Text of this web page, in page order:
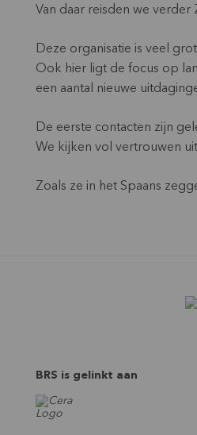
Van daar reisden we
Deze organisatie is veel
Ook hier ligt de focus op
een aantal nieuwe
De eerste contacten zijn
We kijken vol vertrouwen
Zoals ze in het Spaans
BRS is gelinkt aan